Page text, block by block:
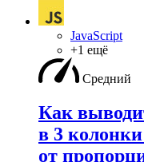
JavaScript
+1 ещё
Средний
Как
в 3
от